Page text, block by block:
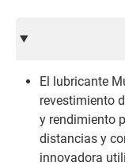
El lubricante
revestimiento
y rendimiento
distancias y
innovadora